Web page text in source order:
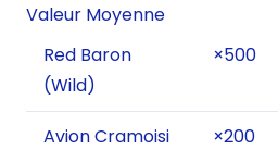
Valeur Moyenne
Red Baron
(Wild)
×500
Avion Cramoisi ×200